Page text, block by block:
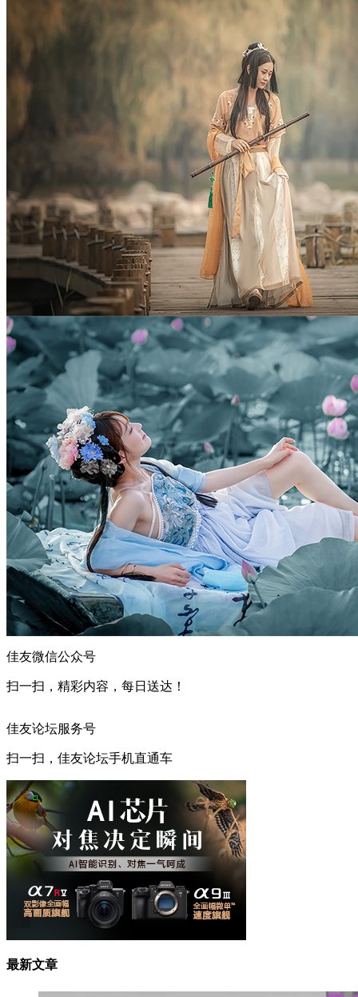
佳友微信公众号
扫一扫，精彩内容，每日送达！
佳友论坛服务号
扫一扫，佳友论坛手机直通车
最新文章